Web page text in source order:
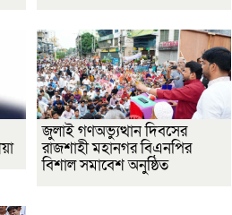
জুলাই গণঅভ্যুত্থান দিবসের
রাজশাহী মহানগর বিএনপির
বিশাল সমাবেশ অনুষ্ঠিত